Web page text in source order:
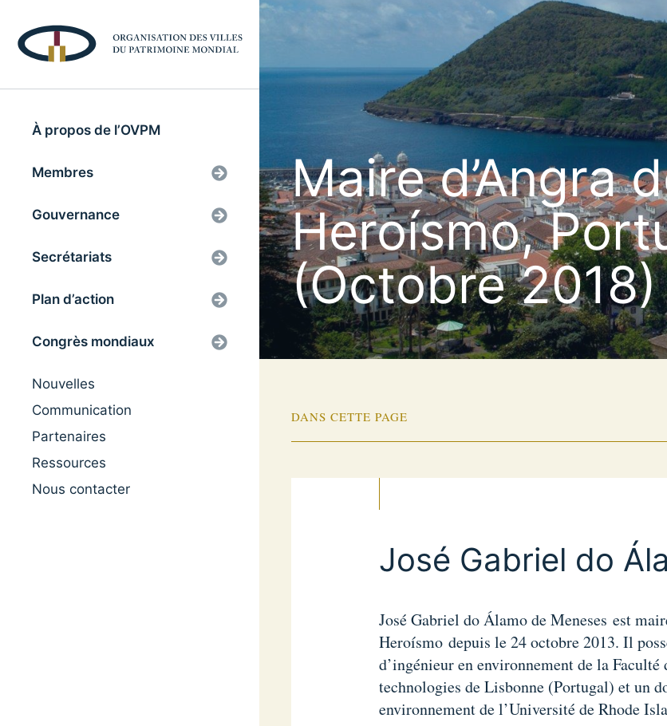
À propos de l’OVPM
Membres
Gouvernance
Secrétariats
Plan d’action
Congrès mondiaux
Nouvelles
Communication
Partenaires
Ressources
Nous contacter
Maire d’Angra
Heroísmo,
(Octobre 2018)
DANS CETTE PAGE
José Gabriel do
José Gabriel do Álamo de Meneses est
Heroísmo depuis le 24 octobre 2013. Il
d’ingénieur en environnement de la Faculté
technologies de Lisbonne (Portugal) et un
environnement de l’Université de Rhode